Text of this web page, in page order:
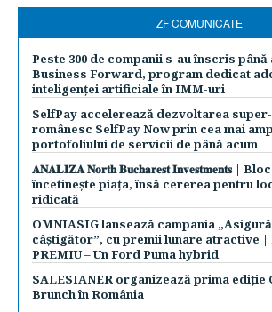
ZF COMUNICATE
Peste 300 de companii s-au înscris până
Business Forward, program dedicat
inteligenței artificiale în IMM-uri
SelfPay accelerează dezvoltarea
românesc SelfPay Now prin cea mai
portofoliului de servicii de până acum
𝐀𝐍𝐀𝐋𝐈𝐙𝐀 𝐍𝐨𝐫𝐭𝐡 𝐁𝐮𝐜𝐡𝐚𝐫𝐞𝐬𝐭 𝐈𝐧𝐯𝐞𝐬𝐭𝐦𝐞𝐧𝐭𝐬 |
încetinește piața, însă cererea pentru
ridicată
OMNIASIG lansează campania
câștigător”, cu premii lunare atractive |
PREMIU – Un Ford Puma hybrid
SALESIANER organizează prima ediție
Brunch în România